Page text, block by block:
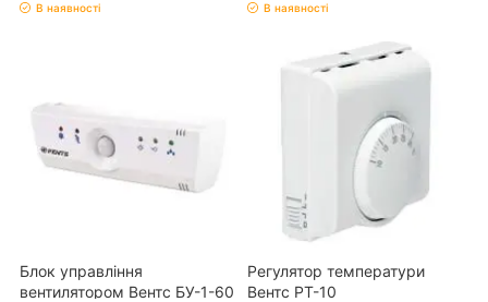
В наявності
Блок управління
вентилятором Вентс БУ-1-60
В наявності
Регулятор температури
Вентс РТ-10